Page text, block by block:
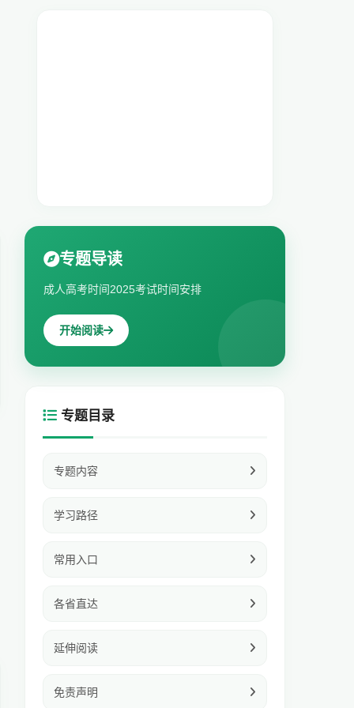
专题导读
成人高考时间2025考试时间安排
开始阅读
专题目录
专题内容
学习路径
常用入口
各省直达
延伸阅读
免责声明